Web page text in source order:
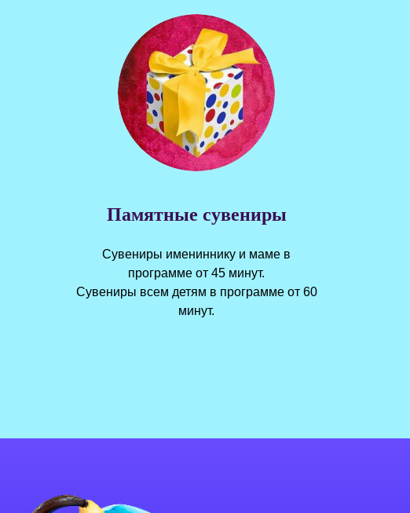
Памятные сувениры
Сувениры имениннику и маме в
программе от 45 минут.
Сувениры всем детям в программе от 60
минут.